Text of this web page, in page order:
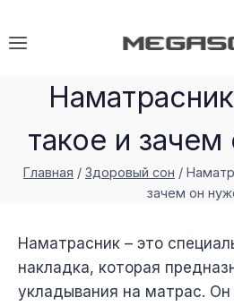
такое и
Главная / Здоровый сон /
зачем он
Наматрасник – это
накладка, которая
укладывания на матрас.